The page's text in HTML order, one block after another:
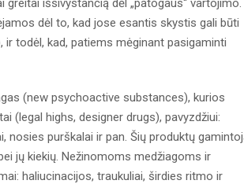
išsivystančią dėl „patogaus“ vartojimo.
dėl to, kad jose esantis skystis gali būti
todėl, kad, patiems mėginant pasigaminti
(new psychoactive substances), kurios
(legal highs, designer drugs), pavyzdžiui:
nosies purškalai ir pan. Šių produktų
jų kiekių. Nežinomoms medžiagoms ir
haliucinacijos, traukuliai, širdies ritmo ir